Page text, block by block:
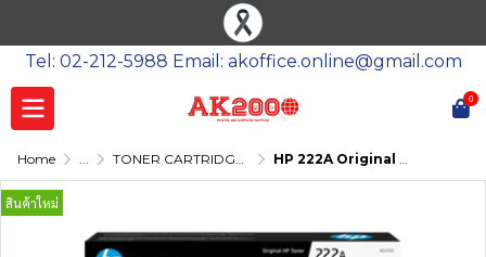
Tel: 02-212-5988 Email: akoffice.online@gmail.com
0
Home ... TONER CARTRIDGE-โทนเนอร์ HP 222A Original LaserJet Toner Cartridge
สินค้าใหม่